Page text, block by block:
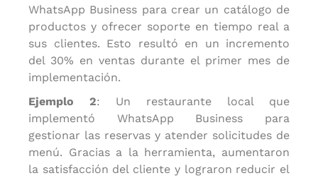
WhatsApp Business para crear un catálogo de
productos y ofrecer soporte en tiempo real a
sus clientes. Esto resultó en un incremento
del 30% en ventas durante el primer mes de
implementación.
Ejemplo 2: Un restaurante local que
implementó WhatsApp Business para
gestionar las reservas y atender solicitudes de
menú. Gracias a la herramienta, aumentaron
la satisfacción del cliente y lograron reducir el